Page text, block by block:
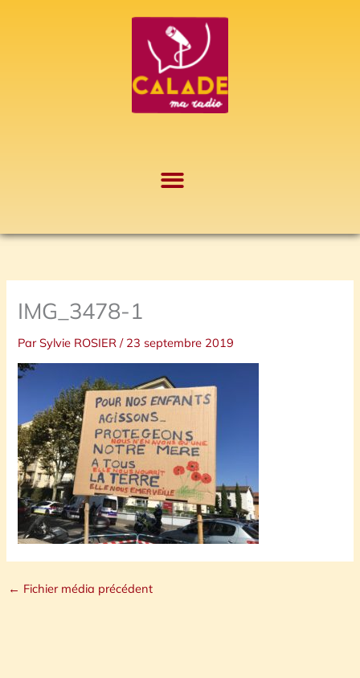
IMG_3478-1
ParSylvie ROSIER/ 23 septembre 2019
← Fichier média précédent